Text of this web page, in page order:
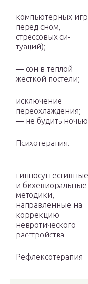
компьютерных игр
перед сном,
стрессовых си­
туаций);
— сон в теплой
жесткой постели;
исключение
переохлаждения;
— не будить ночью
Психотерапия:
—
гипносуггестивные
и бихевиоральные
мето­дики,
направленные на
коррекцию
невротиче­ского
расстройства
Рефлексотерапия